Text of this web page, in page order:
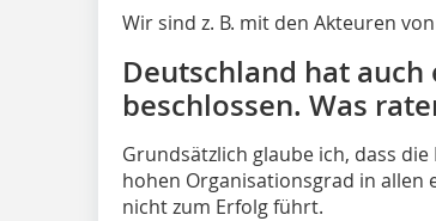
Wir sind z. B. mit den Akteuren
Deutschland hat
beschlossen. Was
Grundsätzlich glaube ich, dass
hohen Organisationsgrad in allen
nicht zum Erfolg führt.